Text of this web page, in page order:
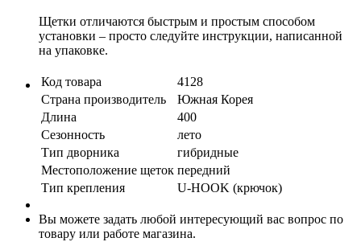
Щетки отличаются быстрым и простым способом
установки – просто следуйте инструкции, написанной
на упаковке.
Код товара
4128
Страна производитель
Южная Корея
Длина
400
Сезонность
лето
Тип дворника
гибридные
Местоположение щеток передний
Тип крепления
U-HOOK (крючок)
Вы можете задать любой интересующий вас вопрос по
товару или работе магазина.